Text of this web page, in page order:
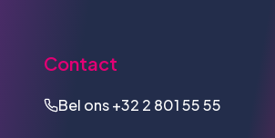
Contact
Bel ons+32 2 801 55 55